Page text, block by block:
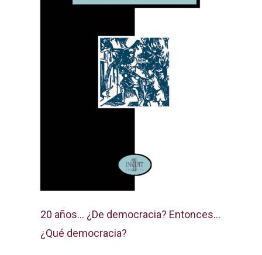
20 años… ¿De democracia? Entonces…
¿Qué democracia?